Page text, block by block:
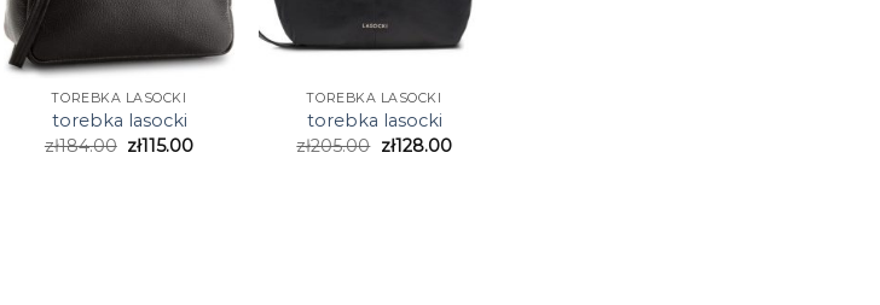
TOREBKA LASOCKI
torebka lasocki
zł184.00 zł115.00
TOREBKA LASOCKI
torebka lasocki
zł205.00 zł128.00